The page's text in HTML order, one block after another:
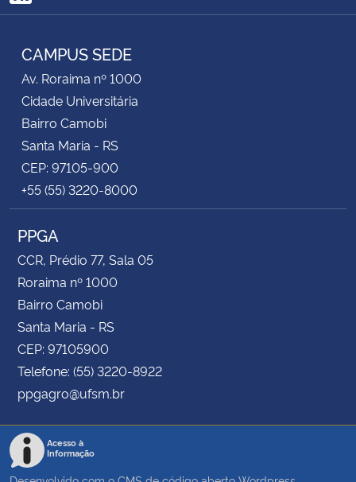
RSS
CAMPUS SEDE
Av. Roraima nº 1000
Cidade Universitária
Bairro Camobi
Santa Maria - RS
CEP: 97105-900
+55 (55) 3220-8000
PPGA
CCR, Prédio 77, Sala 05
Roraima nº 1000
Bairro Camobi
Santa Maria - RS
CEP: 97105900
Telefone: (55) 3220-8922
ppgagro@ufsm.br
Acesso à
Informação